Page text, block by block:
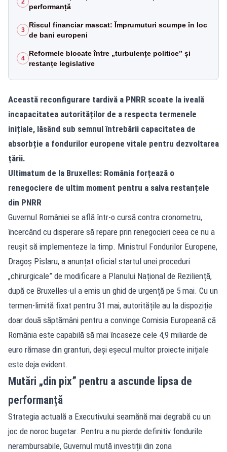
2
performanță
3
Riscul financiar mascat: Împrumuturi scumpe în loc
de bani europeni
4
Reformele blocate între „turbulențe politice” și
restanțe legislative
Această reconfigurare tardivă a PNRR scoate la iveală
incapacitatea autorităților de a respecta termenele
inițiale, lăsând sub semnul întrebării capacitatea de
absorbție a fondurilor europene vitale pentru dezvoltarea
țării.
Ultimatum de la Bruxelles: România forțează o
renegociere de ultim moment pentru a salva restanțele
din PNRR
Guvernul României se află într-o cursă contra cronometru,
încercând cu disperare să repare prin renegocieri ceea ce nu a
reușit să implementeze la timp. Ministrul Fondurilor Europene,
Dragoș Pîslaru, a anunțat oficial startul unei proceduri
„chirurgicale” de modificare a Planului Național de Reziliență,
după ce Bruxelles-ul a emis un ghid de urgență pe 5 mai. Cu un
termen-limită fixat pentru 31 mai, autoritățile au la dispoziție
doar două săptămâni pentru a convinge Comisia Europeană că
România este capabilă să mai încaseze cele 4,9 miliarde de
euro rămase din granturi, deși eșecul multor proiecte inițiale
este deja evident.
Mutări „din pix” pentru a ascunde lipsa de
performanță
Strategia actuală a Executivului seamănă mai degrabă cu un
joc de noroc bugetar. Pentru a nu pierde definitiv fondurile
nerambursabile, Guvernul mută investiții din zona